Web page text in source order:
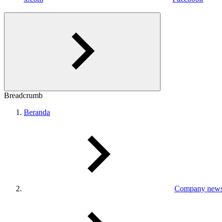
Breadcrumb
Beranda
Company